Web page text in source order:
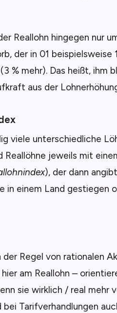
Reallohn hingegen nur
der in 01 beispielsweise
% mehr). Das heißt, ihm
aus der
viele unterschiedliche
jeweils mit
), der dann
in einem Land gestiegen
Regel von rationalen
am Reallohn –
sie wirklich / real mehr
Tarifverhandlungen